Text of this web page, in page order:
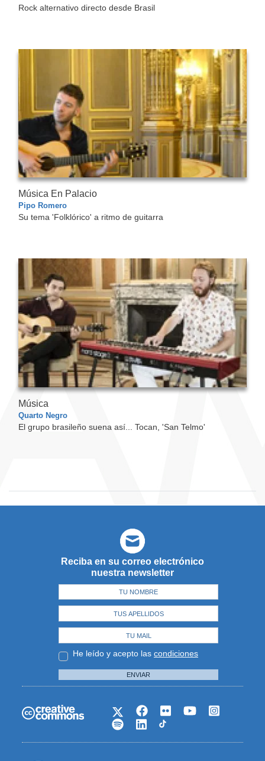
Rock alternativo directo desde Brasil
Música En Palacio
Pipo Romero
Su tema 'Folklórico' a ritmo de guitarra
Música
Quarto Negro
El grupo brasileño suena así... Tocan, 'San Telmo'
Reciba en su correo electrónico
nuestra newsletter
He leído y acepto las condiciones
ENVIAR